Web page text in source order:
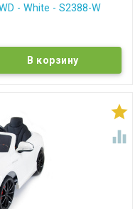
- White - S2388-W

